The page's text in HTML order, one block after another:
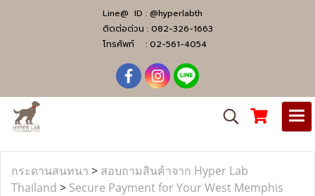
Line@ ID : @hyperlabth
ติดต่อด่วน : 082-326-1663
โทรศัพท์ : 02-561-4054
กระดานสนทนา > สอบถามสินค้าจาก Hyper Lab
Thailand > Secure Payment for Your West Memphis